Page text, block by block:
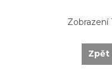
Zobrazení
Zpět